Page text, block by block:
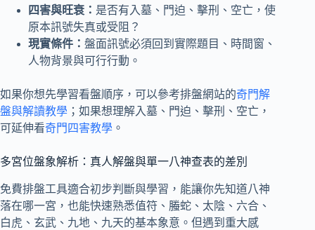
四害與旺衰： 是否有入墓、門迫、擊刑、空亡，使
原本訊號失真或受阻？
現實條件： 盤面訊號必須回到實際題目、時間窗、
人物背景與可行行動。
如果你想先學習看盤順序，可以參考排盤網站的奇門解
盤與解讀教學 ；如果想理解入墓、門迫、擊刑、空亡，
可延伸看奇門四害教學 。
多宮位盤象解析：真人解盤與單一八神查表的差別
免費排盤工具適合初步判斷與學習，能讓你先知道八神
落在哪一宮，也能快速熟悉值符、螣蛇、太陰、六合、
白虎、玄武、九地、九天的基本象意。但遇到重大感